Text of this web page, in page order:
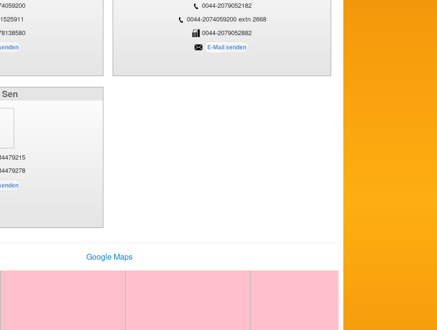
0044-2079052182
0044-2074059200 extn 2668
0044-2079052882
Google Maps